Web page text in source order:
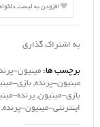
افزودن به لیست دلخواه
به اشتراک گذاری
برچسب ها: مینیون-
مینیون-پرنده, بازی-
بازی-مینیون, پرنده-
اینترنتی-مینیون-پرنده,